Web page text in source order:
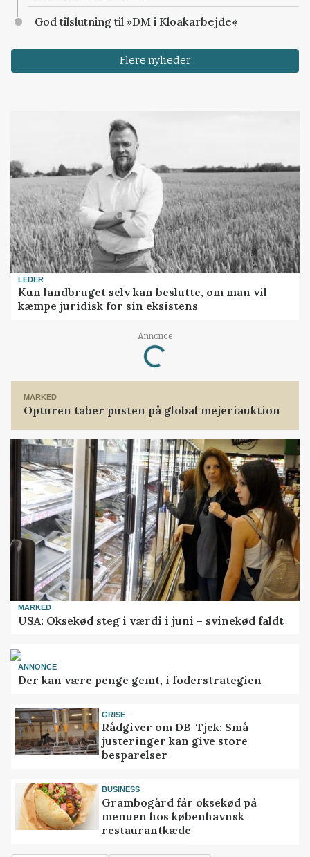
God tilslutning til »DM i Kloakarbejde«
Flere nyheder
LEDER
Kun landbruget selv kan beslutte, om man vil
kæmpe juridisk for sin eksistens
Annonce
Loading...
MARKED
Opturen taber pusten på global mejeriauktion
MARKED
USA: Oksekød steg i værdi i juni – svinekød faldt
ANNONCE
Der kan være penge gemt, i foderstrategien
GRISE
Rådgiver om DB-Tjek: Små
justeringer kan give store
besparelser
BUSINESS
Grambogård får oksekød på
menuen hos københavnsk
restaurantkæde